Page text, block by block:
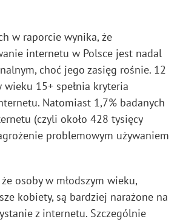
w raporcie wynika, że
internetu w Polsce jest nadal
choć jego zasięg rośnie. 12
wieku 15+ spełnia kryteria
Natomiast 1,7% badanych
(czyli około 428 tysięcy
problemowym używaniem
osoby w młodszym wieku,
kobiety, są bardziej narażone na
z internetu. Szczególnie